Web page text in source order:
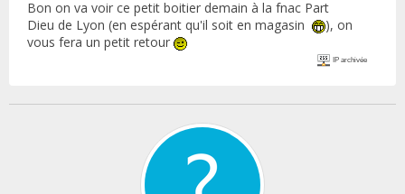
Bon on va voir ce petit boitier demain à la fnac Part
Dieu de Lyon (en espérant qu'il soit en magasin
), on
vous fera un petit retour
IP archivée